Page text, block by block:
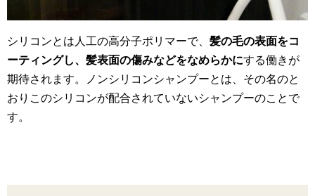
シリコンとは人工の高分子ポリマーで、 髪の毛の表面をコ
ーティングし、髪表面の傷みなどをなめらかにする働きが
期待されます。ノンシリコンシャンプーとは、その名のと
おりこのシリコンが配合されていないシャンプーのことで
す。